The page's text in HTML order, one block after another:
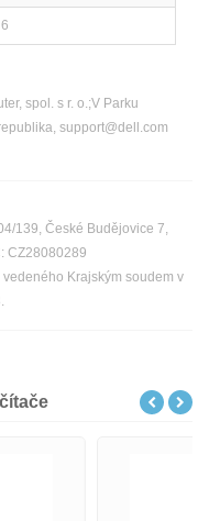
6
spol. s r. o.;V Parku
support@dell.com
139, České Budějovice 7,
CZ28080289
Krajským soudem v